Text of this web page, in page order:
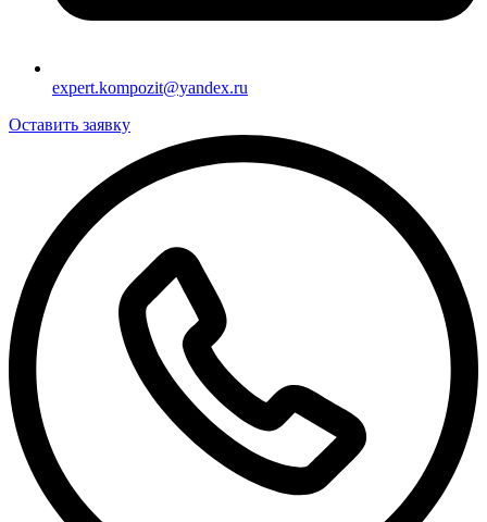
expert.kompozit@yandex.ru
Оставить заявку